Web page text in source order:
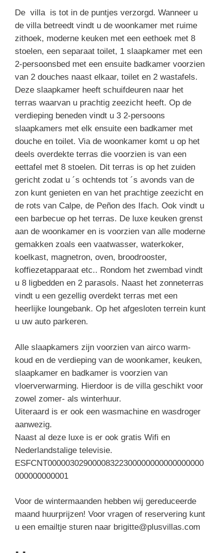
De villa is tot in de puntjes verzorgd. Wanneer u
de villa betreedt vindt u de woonkamer met ruime
zithoek, moderne keuken met een eethoek met 8
stoelen, een separaat toilet, 1 slaapkamer met een
2-persoonsbed met een ensuite badkamer voorzien
van 2 douches naast elkaar, toilet en 2 wastafels.
Deze slaapkamer heeft schuifdeuren naar het
terras waarvan u prachtig zeezicht heeft. Op de
verdieping beneden vindt u 3 2-persoons
slaapkamers met elk ensuite een badkamer met
douche en toilet. Via de woonkamer komt u op het
deels overdekte terras die voorzien is van een
eettafel met 8 stoelen. Dit terras is op het zuiden
gericht zodat u ´s ochtends tot ´s avonds van de
zon kunt genieten en van het prachtige zeezicht en
de rots van Calpe, de Peñon des Ifach. Ook vindt u
een barbecue op het terras. De luxe keuken grenst
aan de woonkamer en is voorzien van alle moderne
gemakken zoals een vaatwasser, waterkoker,
koelkast, magnetron, oven, broodrooster,
koffiezetapparaat etc.. Rondom het zwembad vindt
u 8 ligbedden en 2 parasols. Naast het zonneterras
vindt u een gezellig overdekt terras met een
heerlijke loungebank. Op het afgesloten terrein kunt
u uw auto parkeren.
Alle slaapkamers zijn voorzien van airco warm-
koud en de verdieping van de woonkamer, keuken,
slaapkamer en badkamer is voorzien van
vloerverwarming. Hierdoor is de villa geschikt voor
zowel zomer- als winterhuur.
Uiteraard is er ook een wasmachine en wasdroger
aanwezig.
Naast al deze luxe is er ook gratis Wifi en
Nederlandstalige televisie.
ESFCNT00000302900008322300000000000000000
000000000001
Voor de wintermaanden hebben wij gereduceerde
maand huurprijzen! Voor vragen of reservering kunt
u een emailtje sturen naar brigitte@plusvillas.com